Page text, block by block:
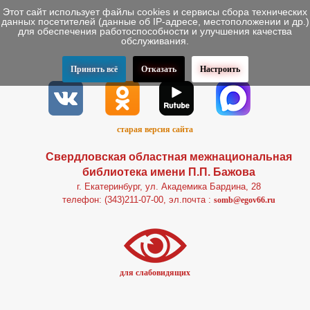
старая версия сайта
Свердловская областная межнациональная
библиотека имени П.П. Бажова
г. Екатеринбург, ул. Академика Бардина, 28
телефон: (343)211-07-00, эл.почта : somb@egov66.ru
для слабовидящих
Этот сайт использует файлы cookies и сервисы сбора технических
данных посетителей (данные об IP-адресе, местоположении и др.)
для обеспечения работоспособности и улучшения качества
обслуживания.
Принять всё Отказать Настроить